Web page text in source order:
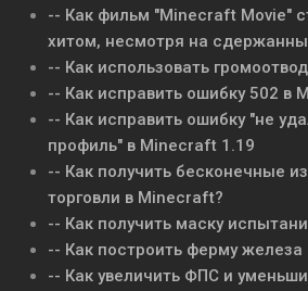
-- Как фильм "Minecraft Movie"
хитом, несмотря на
-- Как использовать
-- Как исправить ошибку 502 в
-- Как исправить ошибку "не
профиль" в Minecraft 1.19
-- Как получить бесконечные
торговли в Minecraft?
-- Как получить маску
-- Как построить ферму
-- Как увеличить ФПС и